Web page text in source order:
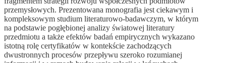
przemysłowych. Prezentowana monografia jest ciekawym i
kompleksowym studium literaturowo-badawczym, w którym
na podstawie pogłębionej analizy światowej literatury
przedmiotu a także efektów badań empirycznych wykazano
istotną rolę certyfikatów w kontekście zachodzących
dwustronnych procesów przepływu szeroko rozumianej